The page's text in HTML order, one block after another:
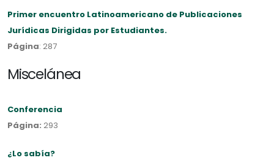
Primer encuentro Latinoamericano de Publicaciones
Jurídicas Dirigidas por Estudiantes.
Página: 287
Miscelánea
Conferencia
Página: 293
¿Lo sabía?